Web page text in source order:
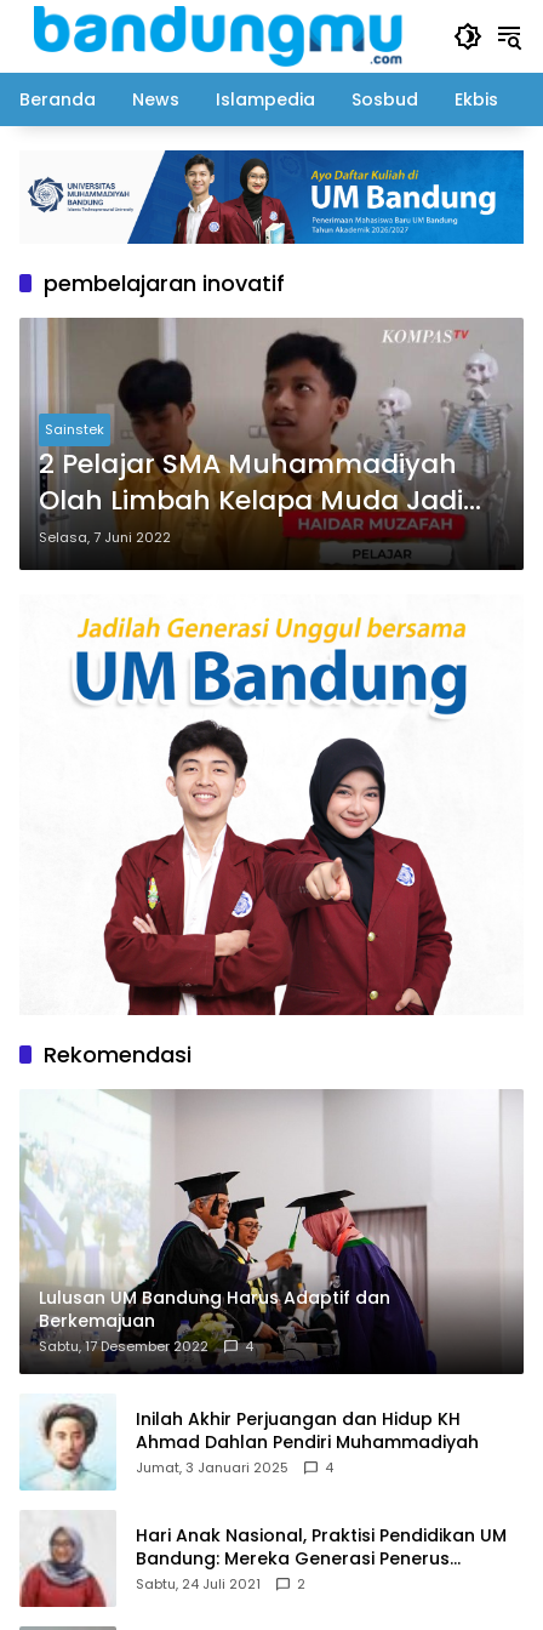
Langsung
Beranda
News Islampedia Sosbud Ekbis
pembelajaran inovatif
Sainstek
2 Pelajar SMA Muhammadiyah
Olah Limbah Kelapa Muda Jadi
Energi Listrik
Selasa, 7 Juni 2022
Rekomendasi
Lulusan UM Bandung Harus Adaptif dan
Berkemajuan
Sabtu, 17 Desember 2022 4
Inilah Akhir Perjuangan dan Hidup KH
Ahmad Dahlan Pendiri Muhammadiyah
Jumat, 3 Januari 2025 4
Hari Anak Nasional, Praktisi Pendidikan UM
Bandung: Mereka Generasi Penerus
Bangsa
Sabtu, 24 Juli 2021 2